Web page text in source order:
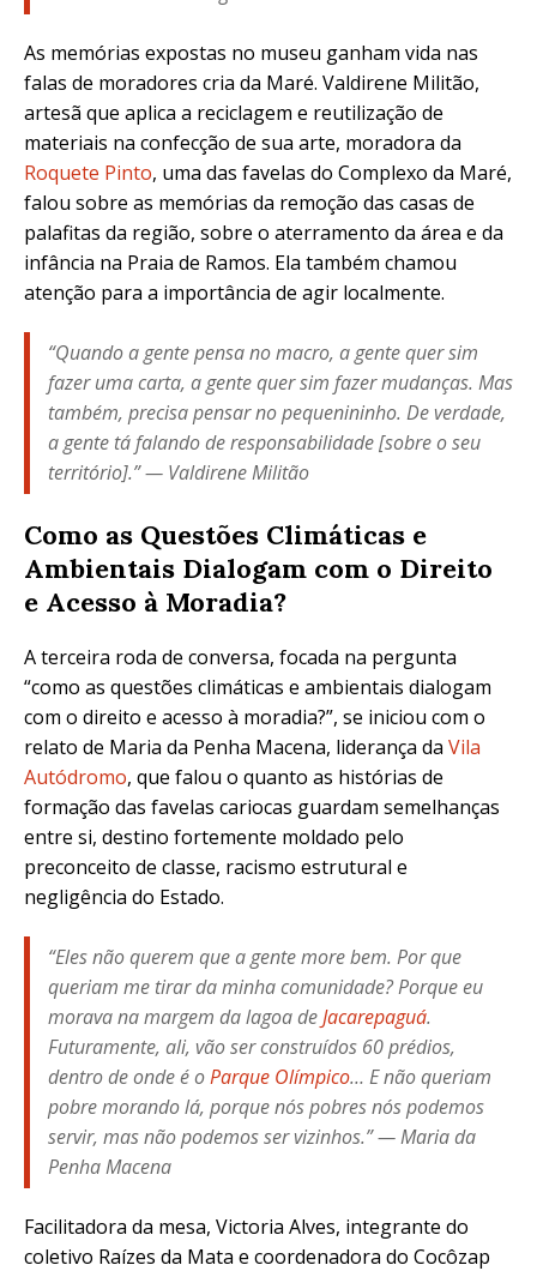
As memórias expostas no museu ganham vida nas
falas de moradores cria da Maré. Valdirene Militão,
artesã que aplica a reciclagem e reutilização de
materiais na confecção de sua arte, moradora da
Roquete Pinto, uma das favelas do Complexo da Maré,
falou sobre as memórias da remoção das casas de
palafitas da região, sobre o aterramento da área e da
infância na Praia de Ramos. Ela também chamou
atenção para a importância de agir localmente.
“Quando a gente pensa no macro, a gente quer sim
fazer uma carta, a gente quer sim fazer mudanças. Mas
também, precisa pensar no pequenininho. De verdade,
a gente tá falando de responsabilidade [sobre o seu
território].” — Valdirene Militão
Como as Questões Climáticas e
Ambientais Dialogam com o Direito
e Acesso à Moradia?
A terceira roda de conversa, focada na pergunta
“como as questões climáticas e ambientais dialogam
com o direito e acesso à moradia?”, se iniciou com o
relato de Maria da Penha Macena, liderança da Vila
Autódromo, que falou o quanto as histórias de
formação das favelas cariocas guardam semelhanças
entre si, destino fortemente moldado pelo
preconceito de classe, racismo estrutural e
negligência do Estado.
“Eles não querem que a gente more bem. Por que
queriam me tirar da minha comunidade? Porque eu
morava na margem da lagoa deJacarepaguá.
Futuramente, ali, vão ser construídos 60 prédios,
dentro de onde é oParque Olímpico… E não queriam
pobre morando lá, porque nós pobres nós podemos
servir, mas não podemos ser vizinhos.” — Maria da
Penha Macena
Facilitadora da mesa, Victoria Alves, integrante do
coletivo Raízes da Mata e coordenadora do Cocôzap